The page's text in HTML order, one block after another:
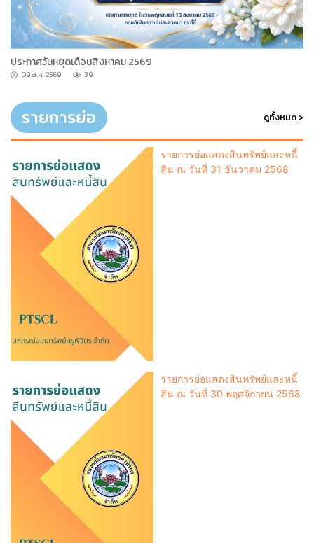
ประกาศวันหยุดเดือนสิงหาคม 2569
09 ส.ค. 2569 39
รายการย่อ ดูทั้งหมด >
รายการย่อแสดงสินทรัพย์และหนี้
สิน ณ วันที่ 31 ธันวาคม 2568
รายการย่อแสดงสินทรัพย์และหนี้
สิน ณ วันที่ 30 พฤศจิกายน 2568